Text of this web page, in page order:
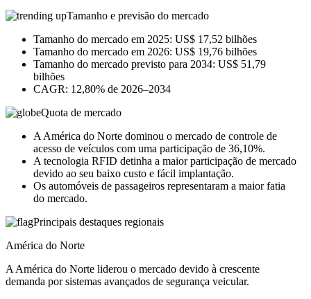
Tamanho e previsão do mercado
Tamanho do mercado em 2025: US$ 17,52 bilhões
Tamanho do mercado em 2026: US$ 19,76 bilhões
Tamanho do mercado previsto para 2034: US$ 51,79
bilhões
CAGR: 12,80% de 2026–2034
Quota de mercado
A América do Norte dominou o mercado de controle de
acesso de veículos com uma participação de 36,10%.
A tecnologia RFID detinha a maior participação de mercado
devido ao seu baixo custo e fácil implantação.
Os automóveis de passageiros representaram a maior fatia
do mercado.
Principais destaques regionais
América do Norte
A América do Norte liderou o mercado devido à crescente
demanda por sistemas avançados de segurança veicular.